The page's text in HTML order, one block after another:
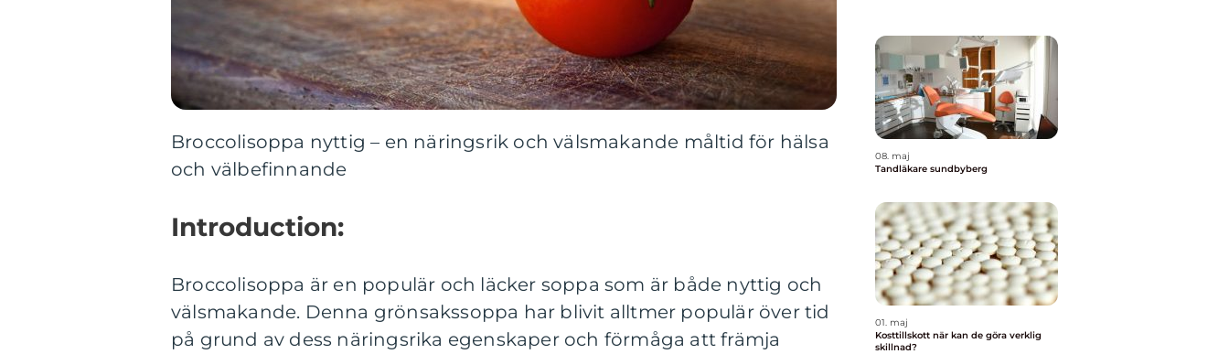
Broccolisoppa nyttig – en näringsrik och välsmakande måltid för hälsa
och välbefinnande
Introduction:
Broccolisoppa är en populär och läcker soppa som är både nyttig och
välsmakande. Denna grönsakssoppa har blivit alltmer populär över tid
på grund av dess näringsrika egenskaper och förmåga att främja
08. maj
Tandläkare sundbyberg
01. maj
Kosttillskott när kan de göra verklig
skillnad?